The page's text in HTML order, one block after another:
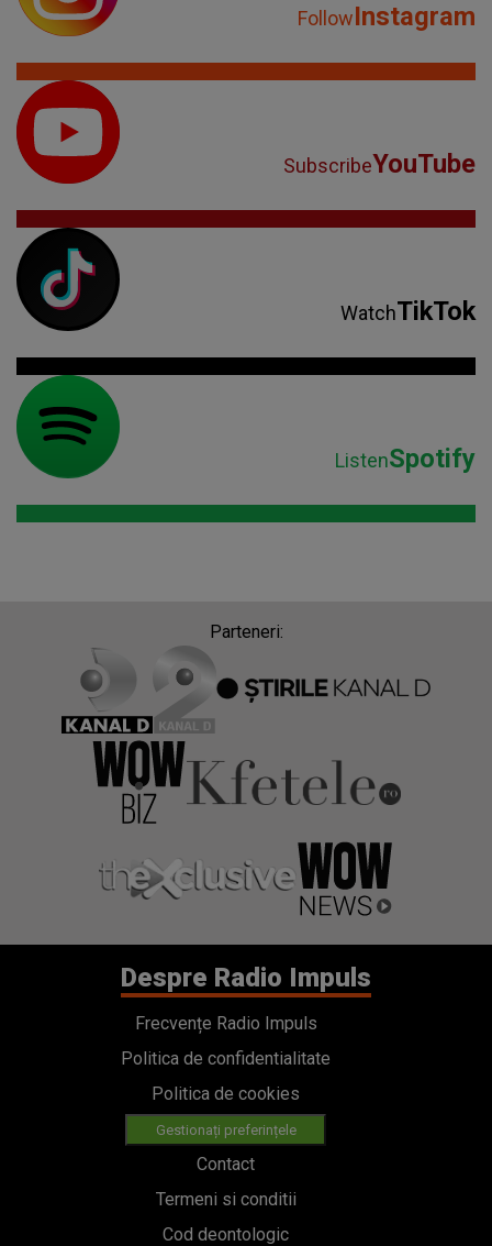
FollowInstagram
SubscribeYouTube
WatchTikTok
ListenSpotify
Parteneri:
Despre Radio Impuls
Frecvențe Radio Impuls
Politica de confidentialitate
Politica de cookies
Gestionați preferințele
Contact
Termeni si conditii
Cod deontologic